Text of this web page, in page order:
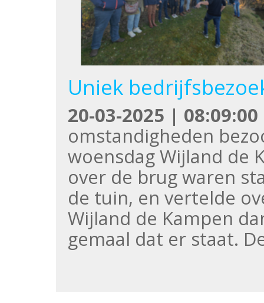
Uniek
20-03-2025 | 08:09:00
omstandigheden
woensdag Wijland de
over de brug waren
de tuin, en vertelde
Wijland de Kampen
gemaal dat er staat.